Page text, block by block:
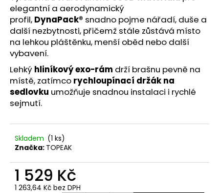
elegantní a aerodynamický
profil, DynaPack® snadno pojme nářadí, duše a
další nezbytnosti, přičemž stále zůstává místo
na lehkou pláštěnku, menší oběd nebo další
vybavení.
Lehký hliníkový exo-rám drží brašnu pevně na
místě, zatímco rychloupínací držák na
sedlovku umožňuje snadnou instalaci i rychlé
sejmutí.
Skladem (1 ks)
Značka: TOPEAK
1 529 Kč
1 263,64 Kč bez DPH
o
p
o
r
u
č
u
j
e
m